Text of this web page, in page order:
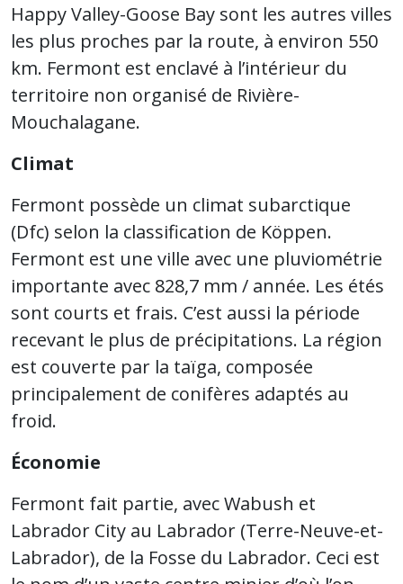
Happy Valley-Goose Bay sont les autres villes
les plus proches par la route, à environ 550
km. Fermont est enclavé à l’intérieur du
territoire non organisé de Rivière-
Mouchalagane.
Climat
Fermont possède un climat subarctique
(Dfc) selon la classification de Köppen.
Fermont est une ville avec une pluviométrie
importante avec 828,7 mm / année. Les étés
sont courts et frais. C’est aussi la période
recevant le plus de précipitations. La région
est couverte par la taïga, composée
principalement de conifères adaptés au
froid.
Économie
Fermont fait partie, avec Wabush et
Labrador City au Labrador (Terre-Neuve-et-
Labrador), de la Fosse du Labrador. Ceci est